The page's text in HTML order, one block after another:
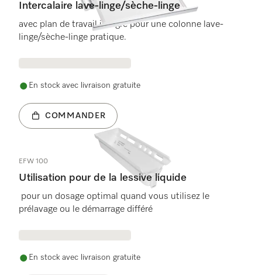
Intercalaire lave-linge/sèche-linge
avec plan de travail intégré pour une colonne lave-
linge/sèche-linge pratique.
En stock avec livraison gratuite
COMMANDER
EFW 100
Utilisation pour de la lessive liquide
pour un dosage optimal quand vous utilisez le
prélavage ou le démarrage différé
En stock avec livraison gratuite